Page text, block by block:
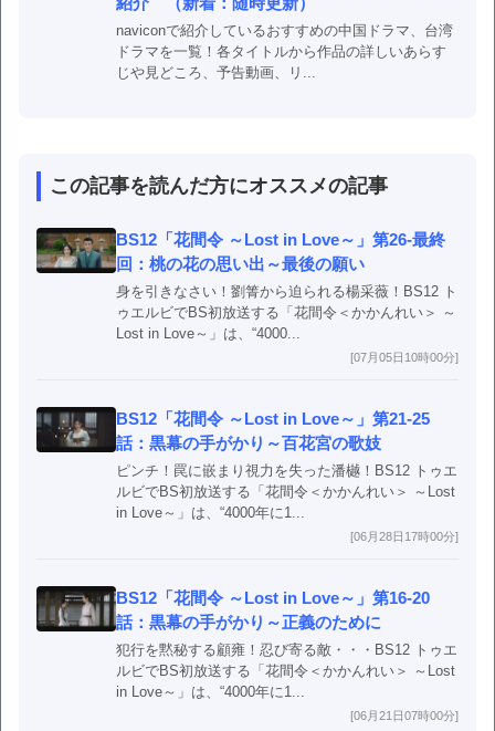
naviconで紹介しているおすすめの中国ドラマ、台湾
ドラマを一覧！各タイトルから作品の詳しいあらす
じや見どころ、予告動画、リ...
この記事を読んだ方にオススメの記事
BS12「花間令 ～Lost in Love～」第26-最終
回：桃の花の思い出～最後の願い
身を引きなさい！劉箐から迫られる楊采薇！BS12 ト
ゥエルビでBS初放送する「花間令＜かかんれい＞ ～
Lost in Love～」は、“4000...
[07月05日10時00分]
BS12「花間令 ～Lost in Love～」第21-25
話：黒幕の手がかり～百花宮の歌妓
ピンチ！罠に嵌まり視力を失った潘樾！BS12 トゥエ
ルビでBS初放送する「花間令＜かかんれい＞ ～Lost
in Love～」は、“4000年に1...
[06月28日17時00分]
BS12「花間令 ～Lost in Love～」第16-20
話：黒幕の手がかり～正義のために
犯行を黙秘する顧雍！忍び寄る敵・・・BS12 トゥエ
ルビでBS初放送する「花間令＜かかんれい＞ ～Lost
in Love～」は、“4000年に1...
[06月21日07時00分]